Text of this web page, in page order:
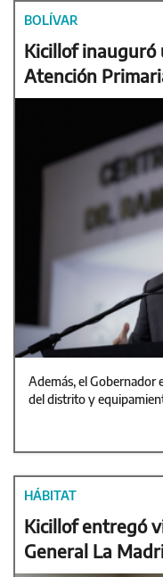
BOLÍVAR
Kicillof inauguró
Atención
Además, el Gobernador
del distrito y
HÁBITAT
Kicillof entregó
General La